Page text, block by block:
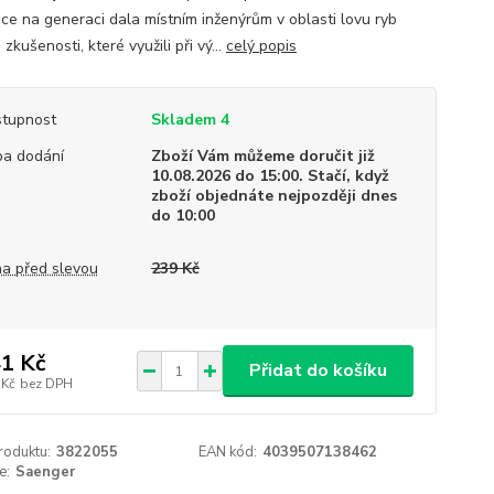
na generaci dala místním inženýrům v oblasti lovu ryb
zkušenosti, které využili při vý... celý popis
Skladem 4
dodání
Zboží Vám můžeme doručit již
10.08.2026 do 15:00. Stačí, když
zboží objednáte nejpozději dnes
do 10:00
před slevou 239 Kč
Kč
bez DPH
Přidat do košíku
3822055 EAN kód: 4039507138462
Saenger